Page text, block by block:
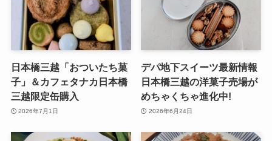
日本橋三越「おついたち菓
子」＆カフェタナカ日本橋
三越限定缶購入
2026年7月1日
デパ地下スイーツ最新情報
日本橋三越の洋菓子売場が
めちゃくちゃ進化中!
2026年6月24日